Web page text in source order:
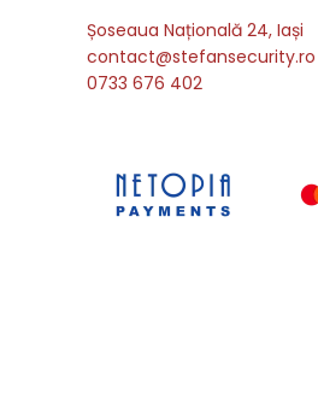
Șoseaua Națională 24, Iași
contact@stefansecurity.ro
0733 676 402